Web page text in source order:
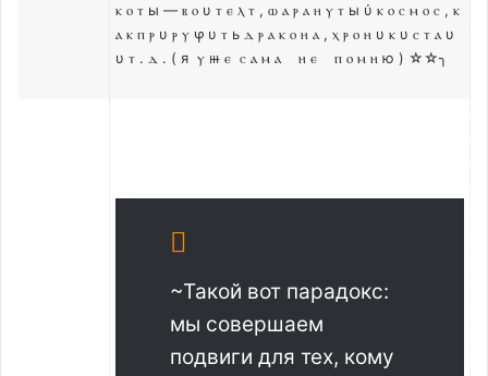
ⲕ ⲟ ⲧ ы — ⲃ ⲟ υ ⲧ ⲉ ⲗ ⲧ , ⲱ ⲁ ⲣ ⲁ ⲏ ⲩ ⲧ ы ύ ⲕ ⲟ ⲥ ⲙ ⲟ ⲥ , ⲕ
ⲁ ⲕ ⲡ ⲣ υ ⲣ ⲩ ⳡ υ ⲧ ь ⲇ ⲣ ⲁ ⲕ ⲟ ⲏ ⲁ , ⲭ ⲣ ⲟ ⲏ υ ⲕ υ ⲥ ⲧ ⲁ υ
υ ⲧ . ⲇ . ( я ⲩ ⲿ ⲉ ⲥ ⲁ ⲙ ⲁ ⲏ ⲉ ⲡ ⲟ ⲙ ⲏ ю ) ☆☆╮
~Такой вот парадокс:
мы совершаем
подвиги для тех, кому